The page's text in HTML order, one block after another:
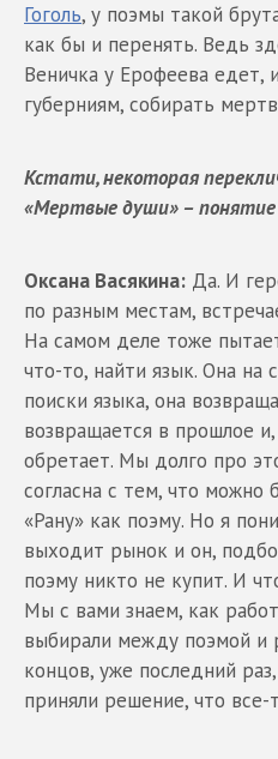
Гоголь, у поэмы такой
как бы и перенять. Ведь
Веничка у Ерофеева едет,
губерниям, собирать
Кстати, некоторая
«Мертвые души» – понятие
Оксана Васякина: Да. И
по разным местам,
На самом деле тоже
что-то, найти язык. Она на
поиски языка, она
возвращается в прошлое
обретает. Мы долго про
согласна с тем, что можно
«Рану» как поэму. Но я
выходит рынок и он,
поэму никто не купит. И
Мы с вами знаем, как
выбирали между поэмой и
концов, уже последний
приняли решение, что все-